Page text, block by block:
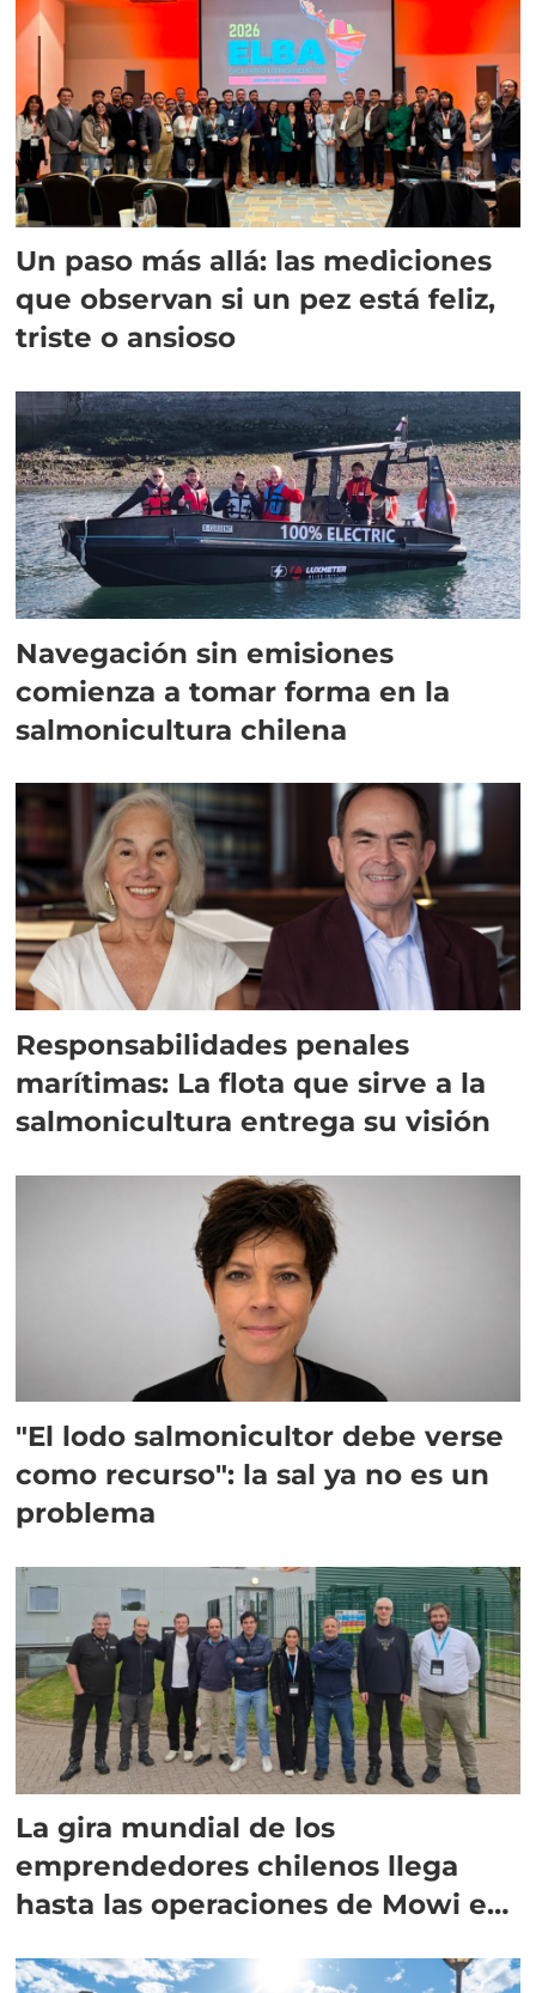
Un paso más allá: las mediciones
que observan si un pez está feliz,
triste o ansioso
Navegación sin emisiones
comienza a tomar forma en la
salmonicultura chilena
Responsabilidades penales
marítimas: La flota que sirve a la
salmonicultura entrega su visión
"El lodo salmonicultor debe verse
como recurso": la sal ya no es un
problema
La gira mundial de los
emprendedores chilenos llega
hasta las operaciones de Mowi en